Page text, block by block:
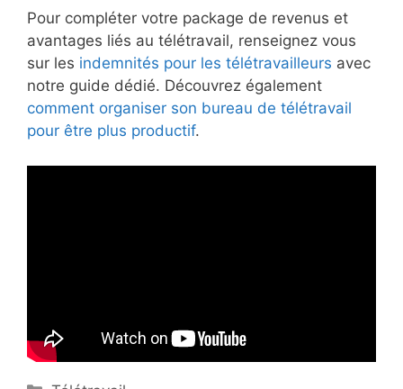
Pour compléter votre package de revenus et
avantages liés au télétravail, renseignez vous
sur les indemnités pour les télétravailleurs avec
notre guide dédié. Découvrez également
comment organiser son bureau de télétravail
pour être plus productif.